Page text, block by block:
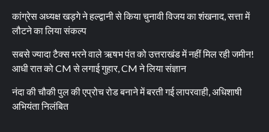
कांग्रेस अध्यक्ष खड़गे ने हल्द्वानी से किया चुनावी विजय का शंखनाद, सत्ता में
लौटने का लिया संकल्प
सबसे ज्यादा टैक्स भरने वाले ऋषभ पंत को उत्तराखंड में नहीं मिल रही जमीन!
आधी रात को CM से लगाई गुहार, CM ने लिया संज्ञान
नंदा की चौकी पुल की एप्रोच रोड बनाने में बरती गई लापरवाही, अधिशाषी
अभियंता निलंबित